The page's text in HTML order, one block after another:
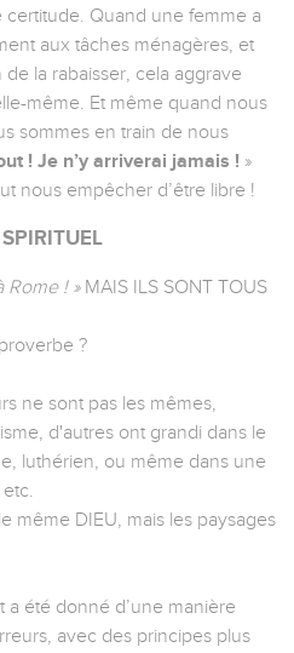
Quand une femme a
aux tâches ménagères, et
la rabaisser, cela aggrave
même. Et même quand nous
sommes en train de nous
! Je n’y arriverai jamais ! »
nous empêcher d’être libre !
Rome ! » MAIS ILS SONT TOUS
?
ne sont pas les mêmes,
d'autres ont grandi dans le
luthérien, ou même dans une
même DIEU, mais les paysages
a été donné d’une manière
avec des principes plus